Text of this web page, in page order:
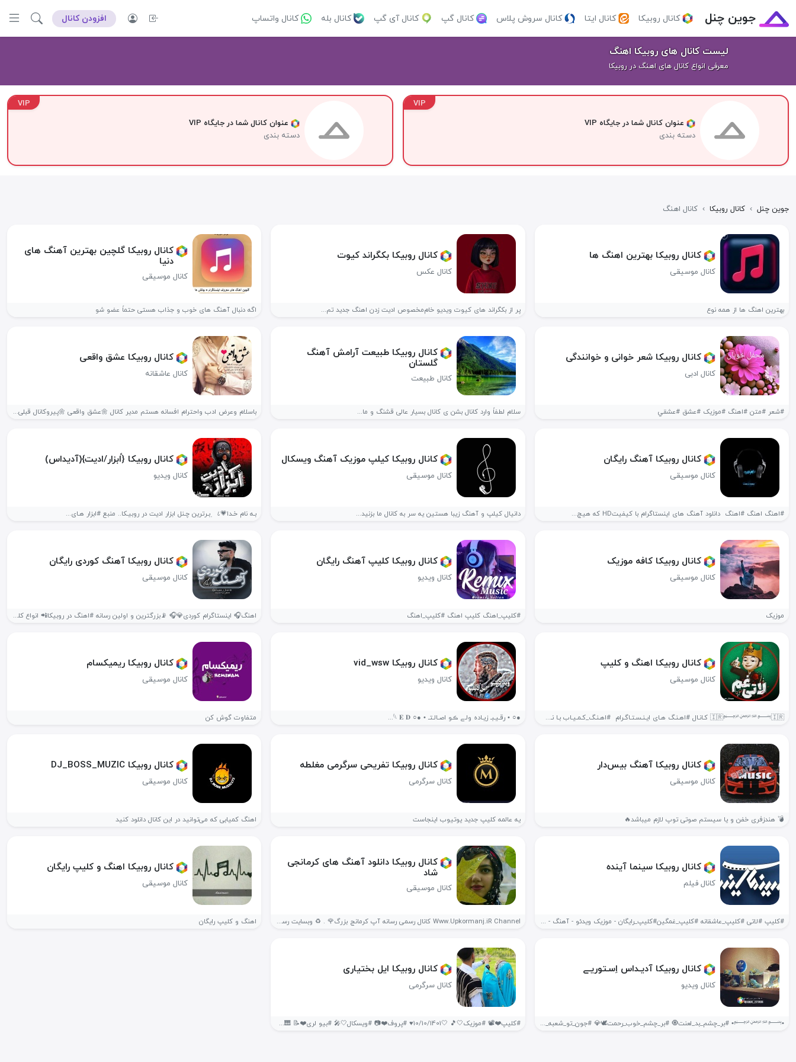
جوین چنل کانال روبیکا کانال ایتا کانال سروش پلاس کانال گپ کانال آی گپ کانال بله کانال واتساپ افزودن کانال
لیست کانال های روبیکا اهنگ
معرفی انواع کانال های اهنگ در روبیکا
VIP
عنوان کانال شما در جایگاه VIP
دسته بندی
VIP
عنوان کانال شما در جایگاه VIP
دسته بندی
جوین چنل › کانال روبیکا › کانال اهنگ
کانال روبیکا بهترین اهنگ ها
کانال موسیقی
بهترین اهنگ ها از همه نوع
کانال روبیکا بکگراند کیوت
کانال عکس
پر از بکگراند های کیوت ویدیو خام‌مخصوص ادیت زدن اهنگ جدید تم...
کانال روبیکا گلچین بهترین آهنگ های
دنیا
کانال موسیقی
اگه دنبال آهنگ های خوب و جذاب هستی حتماً عضو شو
کانال روبیکا شعر خوانی و خوانندگی
کانال ادبی
#شعر #متن #اهنگ #موزیک #عشق #عشقي
کانال روبیکا طبیعت آرامش آهنگ
گلستان
کانال طبیعت
سلام لطفاً وارد کانال بشن ی کانال بسیار عالی قشنگ و ما...
کانال روبیکا عشق واقعی
کانال عاشقانه
باسلام وعرض ادب واحترام افسانه هستم مدیر کانال 🌼عشق واقعی 🌼پیروکانال قبلی...
کانال روبیکا آهنگ رایگان
کانال موسیقی
#اهنگ اهنگ #اهنگ ‌ دانلود آهنگ های اینستاگرام با کیفیتHD که هیچ...
کانال روبیکا کیلپ موزیک آهنگ ویسکال
کانال موسیقی
دانیال کیلپ و آهنگ زیبا هستین یه سر به کانال ما بزنید...
کانال روبیکا {ًابزار/ادیت}(آدیداس)
کانال ویدیو
بـه نام خـدا💗८ ﮼بـرترین چـنل ابزار ادیت در روبیـکا.. منبع #ابزار هـای...
کانال روبیکا کافه موزیک
کانال موسیقی
موزیک
کانال روبیکا کلیپ آهنگ رایگان
کانال ویدیو
#کلیپ_اهنگ کلیپ اهنگ #کلیپ_اهنگ
کانال روبیکا آهنگ کوردی️ رایگان
کانال موسیقی
اهنگ🎧 اینستاگرام کوردی💎🎧 📡بزرگترین و اولین رسانه #اهنگ در روبیکا📲 انواع کلیپ...
کانال روبیکا اهنگ و کلیپ
کانال موسیقی
‌🇮🇷﷽🇮🇷 کـانـال #اهـنـگ‌ هـای ایـنـسـتـاگـرام ‌ #اهـنـگ_کـمـیـاب بـا نـت #رایـگـان 🔥💎 ‌‌‌‌...
کانال روبیکا vid_wsw
کانال ویدیو
●○ • رقـیـبـ زیـاده ولـے ڪـو اصـالـتـ • ●○ 𓆩 𝐄 𝐃...
کانال روبیکا ریمیکسام
کانال موسیقی
متفاوت گوش کن
کانال روبیکا آهنگ بیس‌دار
کانال موسیقی
💣 هندزفری خفن و یا سیستم صوتی توپ لازم میباشد🔥
کانال روبیکا تفریحی سرگرمی مغلطه
کانال سرگرمی
یه عالمه کلیپ جدید یوتیوب اینجاست
کانال روبیکا DJ_BOSS_MUZIC
کانال موسیقی
اهنگ کمیابی که می‌توانید در این کانال دانلود کنید
کانال روبیکا سینما آینده
کانال فیلم
#کلیپ #لاتی #کلیپ_عاشقانه #کلیپ_غمگین#کلیپ_رایگان - موزیک ویدئو - آهنگ - عاشقانه -...
کانال روبیکا دانلود آهنگ های کرمانجی
شاد
کانال موسیقی
Www.Upkormanj.iR Channel کانال رسمی رسانه آپ کرمانج بزرگ🌹 . ♻️ وبسایت رسمی...
کانال روبیکا اهنگ و کلیپ رایگان
کانال موسیقی
اهنگ و کلیپ رایگان
کانال روبیکا آدیـداس اِسـتوریـے
کانال ویدیو
•‌﷽• #بر_چشم‌_بد_لعنت🧿 #بر_چشم_خوب_رحمت🕊💎 #جون_تو_شعبه_ندرم #اصـــــالت‌⁦💎 • ⚜️🉐 ¹⁴⁰¹.¹⁰.²⁸ 400..........🚀.........500 لینک کانال: @adidas_estori86...
کانال روبیکا ایل بختیاری
کانال سرگرمی
#کلیپ❤️📽️ #موزیک🤍🎵 🤍10/10/1401♥ #پروف❤️📷 #ویسکال🤍🎤 #بیو‌ لری❤️📝 🎹🌹اصالت‌ما‌افتخار‌ماست🌹